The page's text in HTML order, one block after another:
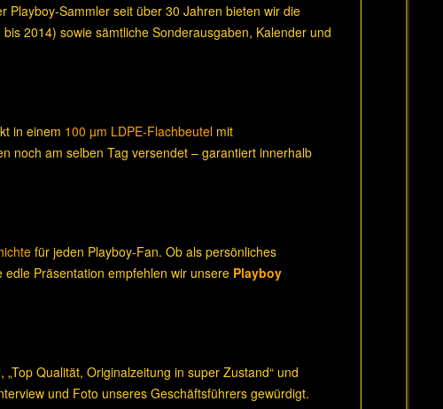
Playboy-Sammler seit über 30 Jahren bieten wir die
2014) sowie sämtliche Sonderausgaben, Kalender und
in einem 100 µm LDPE-Flachbeutel mit
noch am selben Tag versendet – garantiert innerhalb
für jeden Playboy-Fan. Ob als persönliches
edle Präsentation empfehlen wir unsere Playboy
Qualität, Originalzeitung in super Zustand“ und
und Foto unseres Geschäftsführers gewürdigt.